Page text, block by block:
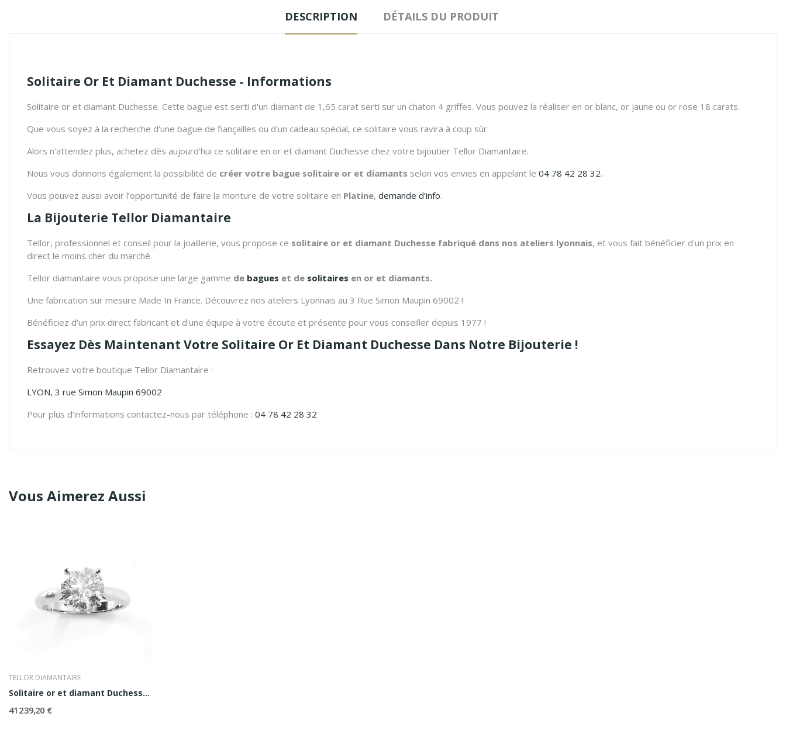
DESCRIPTION DÉTAILS DU PRODUIT
Solitaire Or Et Diamant Duchesse - Informations
Solitaire or et diamant Duchesse. Cette bague est serti d'un diamant de 1,65 carat serti sur un chaton 4 griffes. Vous pouvez la réaliser en or blanc, or jaune ou or rose 18 carats.
Que vous soyez à la recherche d'une bague de fiançailles ou d'un cadeau spécial, ce solitaire vous ravira à coup sûr.
Alors n'attendez plus, achetez dès aujourd'hui ce solitaire en or et diamant Duchesse chez votre bijoutier Tellor Diamantaire.
Nous vous donnons également la possibilité de créer votre bague solitaire or et diamants selon vos envies en appelant le 04 78 42 28 32.
Vous pouvez aussi avoir l’opportunité de faire la monture de votre solitaire en Platine, demande d’info.
La Bijouterie Tellor Diamantaire
Tellor, professionnel et conseil pour la joaillerie, vous propose ce solitaire or et diamant Duchesse fabriqué dans nos ateliers lyonnais, et vous fait bénéficier d'un prix en
direct le moins cher du marché.
Tellor diamantaire vous propose une large gamme de bagues et de solitaires en or et diamants.
Une fabrication sur mesure Made In France. Découvrez nos ateliers Lyonnais au 3 Rue Simon Maupin 69002 !
Bénéficiez d'un prix direct fabricant et d'une équipe à votre écoute et présente pour vous conseiller depuis 1977 !
Essayez Dès Maintenant Votre Solitaire Or Et Diamant Duchesse Dans Notre Bijouterie !
Retrouvez votre boutique Tellor Diamantaire :
LYON, 3 rue Simon Maupin 69002
Pour plus d’informations contactez-nous par téléphone : 04 78 42 28 32
Vous Aimerez Aussi
TELLOR DIAMANTAIRE
Solitaire or et diamant Duchesse 2ct
41 239,20 €